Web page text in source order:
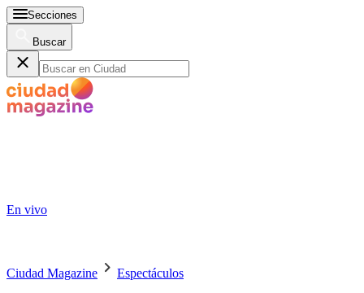
Secciones
Buscar
En vivo
Ciudad Magazine Espectáculos